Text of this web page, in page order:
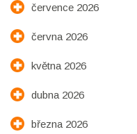
července 2026
června 2026
května 2026
dubna 2026
března 2026